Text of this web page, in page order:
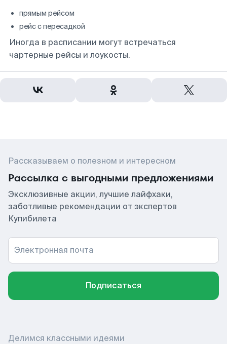
прямым рейсом
рейс с пересадкой
Иногда в расписании могут встречаться
чартерные рейсы и лоукосты.
Рассказываем о полезном и интересном
Рассылка с выгодными предложениями
Эксклюзивные акции, лучшие лайфхаки,
заботливые рекомендации от экспертов
Купибилета
Электронная почта
Подписаться
Делимся классными идеями